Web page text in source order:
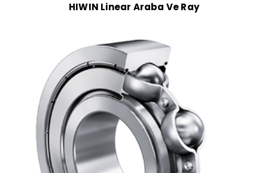
HIWIN Linear Araba Ve Ray